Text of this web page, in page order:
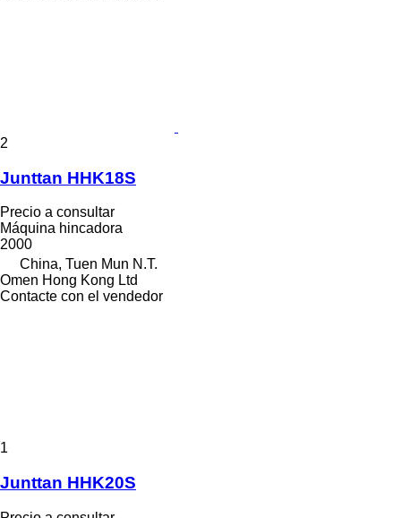
2
Junttan HHK18S
Precio a consultar
Máquina hincadora
2000
China, Tuen Mun N.T.
Omen Hong Kong Ltd
Contacte con el vendedor
1
Junttan HHK20S